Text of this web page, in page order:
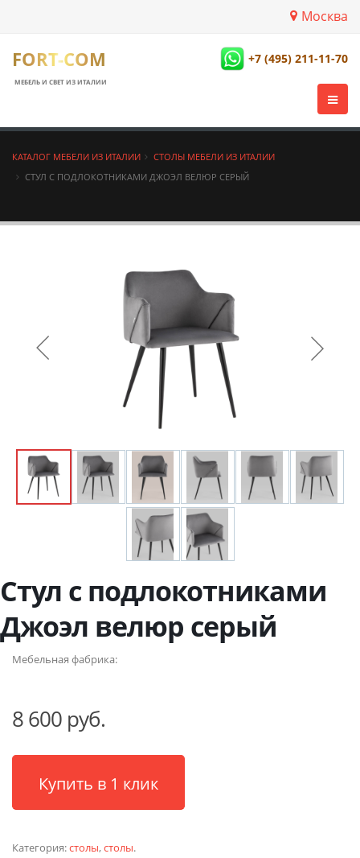
Москва
FORT-COM
МЕБЕЛЬ И СВЕТ ИЗ ИТАЛИИ
+7 (495) 211-11-70
КАТАЛОГ МЕБЕЛИ ИЗ ИТАЛИИ
СТОЛЫ МЕБЕЛИ ИЗ ИТАЛИИ
СТУЛ С ПОДЛОКОТНИКАМИ ДЖОЭЛ ВЕЛЮР СЕРЫЙ
Стул с подлокотниками
Джоэл велюр серый
Мебельная фабрика:
8 600 руб.
Купить в 1 клик
Категория:столы,столы.